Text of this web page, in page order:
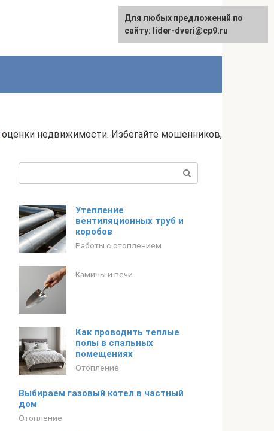
оценки недвижимости. Избегайте мошенников,
Утепление
вентиляционных труб и
коробов
Работы с отоплением
Камины и печи
Как проводить теплые
полы в спальных
помещениях
Отопление
Выбираем газовый котел в частный
дом
Отопление
Для любых предложений по
сайту: lider-dveri@cp9.ru